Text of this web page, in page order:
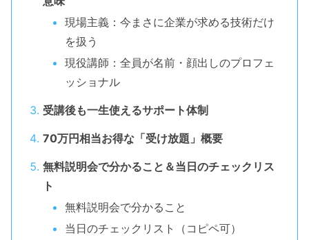
現場主義：今まさに企業が求める技術だけ
を扱う
現役講師：全員が名前・顔出しのプロフェ
ッショナル
受講後も一生使えるサポート体制
70万円相当お得な「受け放題」概要
無料説明会で分かること＆当日のチェックリス
ト
無料説明会で分かること
当日のチェックリスト（コピペ可）